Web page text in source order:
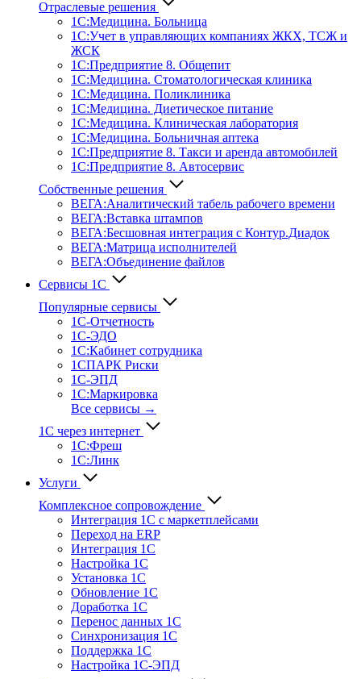
Отраслевые решения
1С:Медицина. Больница
1C:Учет в управляющих компаниях ЖКХ, ТСЖ и
ЖСК
1С:Предприятие 8. Общепит
1С:Медицина. Стоматологическая клиника
1С:Медицина. Поликлиника
1С:Медицина. Диетическое питание
1С:Медицина. Клиническая лаборатория
1С:Медицина. Больничная аптека
1С:Предприятие 8. Такси и аренда автомобилей
1С:Предприятие 8. Автосервис
Собственные решения
ВЕГА:Аналитичес­кий табель рабочего времени
ВЕГА:Вставка штампов
ВЕГА:Бесшовная интеграция с Контур.Диадок
ВЕГА:Матрица исполнителей
ВЕГА:Объединение файлов
Сервисы 1С
Популярные сервисы
1С-Отчет­ность
1С-ЭДО
1С:Кабинет сотрудника
1СПАРК Риски
1С-ЭПД
1С:Маркировка
Все сервисы →
1С через интернет
1С:Фреш
1С:Линк
Услуги
Комплексное сопровождение
Интеграция 1С с маркетплейсами
Переход на ERP
Интеграция 1С
Настройка 1С
Установка 1С
Обновление 1С
Доработка 1С
Перенос данных 1С
Синхронизация 1С
Поддержка 1С
Настройка 1С-ЭПД